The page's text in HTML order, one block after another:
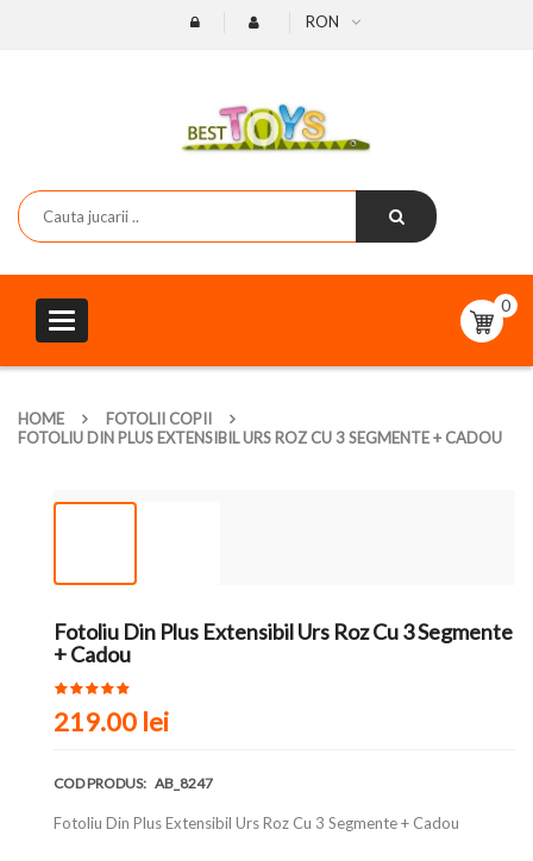
RON
Toggle
navigation
0
HOME
FOTOLII COPII
FOTOLIU DIN PLUS EXTENSIBIL URS ROZ CU 3 SEGMENTE + CADOU
Fotoliu Din Plus Extensibil Urs Roz Cu 3 Segmente
+ Cadou
219.00 lei
COD PRODUS: AB_8247
Fotoliu Din Plus Extensibil Urs Roz Cu 3 Segmente + Cadou